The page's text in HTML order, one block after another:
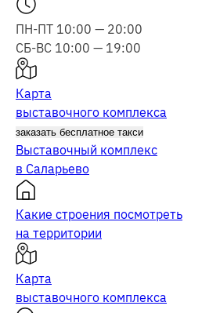
ПН-ПТ 10:00 — 20:00
СБ-ВС 10:00 — 19:00
Карта
выставочного комплекса
заказать бесплатное такси
Выставочный комплекс
в Саларьево
Какие строения посмотреть
на территории
Карта
выставочного комплекса